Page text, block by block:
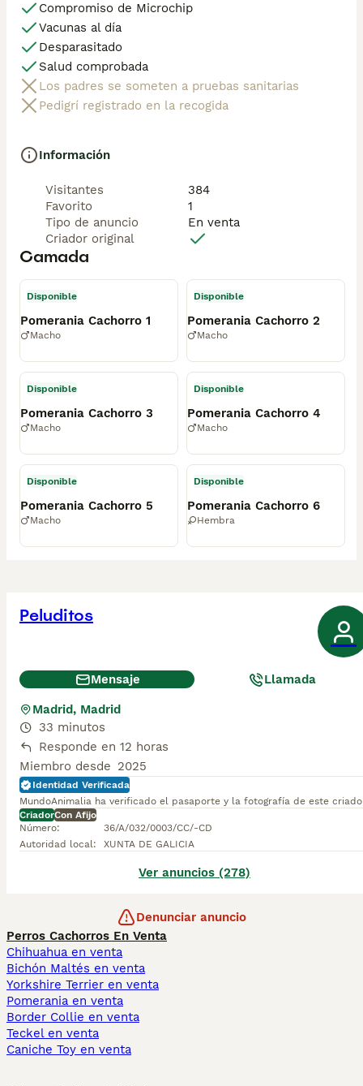
Disponemos de varias razas
Si no esta la raza que queréis llámanos , intentaremos
encontrártela , trabajamos con los mejores criadores
de España .
Compromiso de Microchip
Vacunas al día
Desparasitado
Salud comprobada
Los padres se someten a pruebas sanitarias
Pedigrí registrado en la recogida
Información
Visitantes
384
Favorito
1
Tipo de anuncio
En venta
Criador original
Camada
Disponible
Pomerania Cachorro 1
Macho
Disponible
Pomerania Cachorro 2
Macho
Disponible
Pomerania Cachorro 3
Macho
Disponible
Pomerania Cachorro 4
Macho
Disponible
Pomerania Cachorro 5
Macho
Disponible
Pomerania Cachorro 6
Hembra
Peluditos
Mensaje Llamada
Madrid, Madrid
33 minutos
Responde en 12 horas
Miembro desde 2025
Identidad Verificada
MundoAnimalia ha verificado el pasaporte y la fotografía de este
CriadorCon Afijo
Número:
36/A/032/0003/CC/-CD
Autoridad local: XUNTA DE GALICIA
Ver anuncios (278)
Denunciar anuncio
Perros Cachorros En Venta
Chihuahua en venta
Bichón Maltés en venta
Yorkshire Terrier en venta
Pomerania en venta
Border Collie en venta
Teckel en venta
Caniche Toy en venta